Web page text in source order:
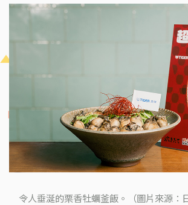
令人垂涎的栗香牡蠣釜飯。（圖片來源：